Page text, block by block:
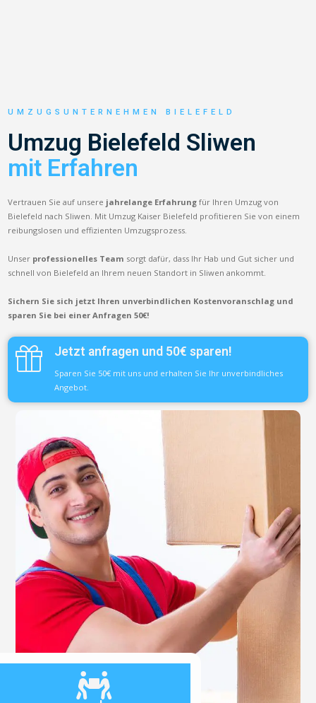
UMZUGSUNTERNEHMEN BIELEFELD
Umzug Bielefeld Sliwen
mit Erfahren
Vertrauen Sie auf unsere jahrelange Erfahrung für Ihren Umzug von
Bielefeld nach Sliwen. Mit Umzug Kaiser Bielefeld profitieren Sie von einem
reibungslosen und effizienten Umzugsprozess.
Unser professionelles Team sorgt dafür, dass Ihr Hab und Gut sicher und
schnell von Bielefeld an Ihrem neuen Standort in Sliwen ankommt.
Sichern Sie sich jetzt Ihren unverbindlichen Kostenvoranschlag und
sparen Sie bei einer Anfragen 50€!
Jetzt anfragen und 50€ sparen!
Sparen Sie 50€ mit uns und erhalten Sie Ihr unverbindliches
Angebot.